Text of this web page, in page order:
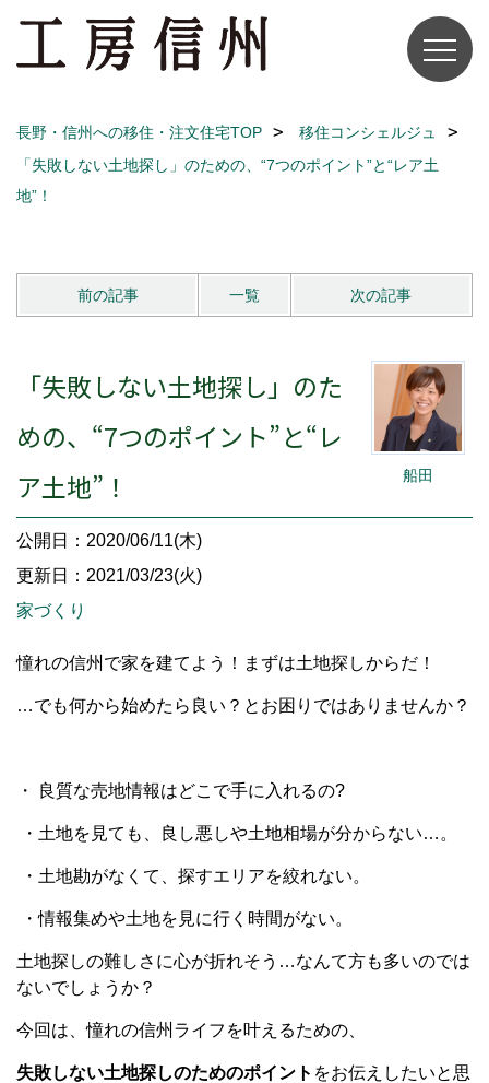
長野・信州への移住・注文住宅TOP
移住コンシェルジュ
「失敗しない土地探し」のための、“7つのポイント”と“レア土
地”！
前の記事 一覧 次の記事
船田
「失敗しない土地探し」のた
めの、“7つのポイント”と“レ
ア土地”！
公開日：2020/06/11(木)
更新日：2021/03/23(火)
家づくり
憧れの信州で家を建てよう！まずは土地探しからだ！
…でも何から始めたら良い？とお困りではありませんか？
・ 良質な売地情報はどこで手に入れるの?
・土地を見ても、良し悪しや土地相場が分からない…。
・土地勘がなくて、探すエリアを絞れない。
・情報集めや土地を見に行く時間がない。
土地探しの難しさに心が折れそう…なんて方も多いのでは
ないでしょうか？
今回は、憧れの信州ライフを叶えるための、
失敗しない土地探しのためのポイント をお伝えしたいと思